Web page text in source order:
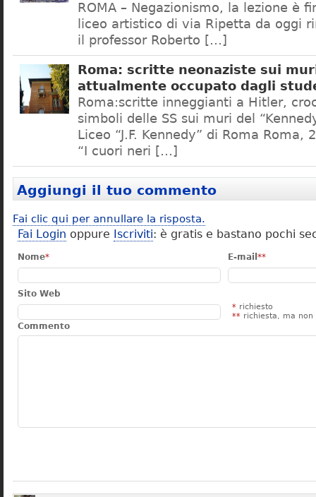
ROMA – Negazionismo, la lezione è
liceo artistico di via Ripetta da oggi
il professor Roberto […]
Roma: scritte neonaziste sui
attualmente occupato dagli
Roma:scritte inneggianti a Hitler,
simboli delle SS sui muri del
Liceo “J.F. Kennedy” di Roma Roma,
“I cuori neri […]
Aggiungi il tuo commento
Fai clic qui per annullare la risposta.
Fai Login oppure Iscriviti: è gratis e bastano pochi
Nome* E-mail **
Sito Web
* richiesto
** richiesta, ma non
Commento